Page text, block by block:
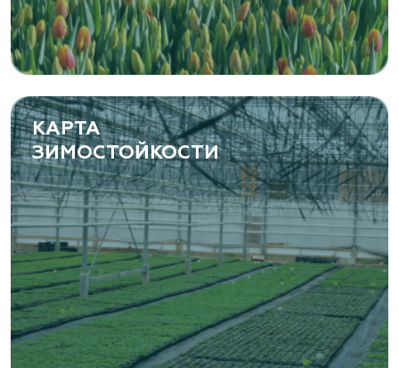
КАРТА
ЗИМОСТОЙКОСТИ